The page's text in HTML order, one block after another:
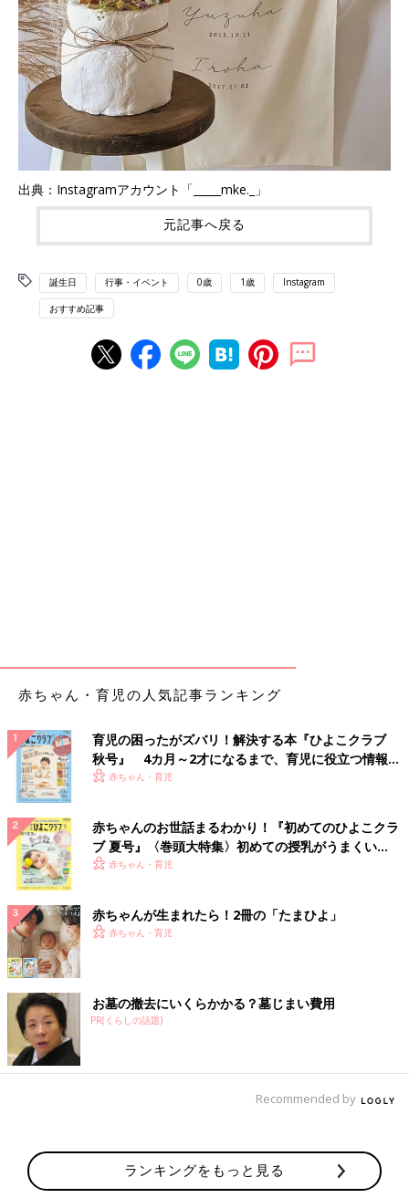
出典：Instagramアカウント「_____mke._」
元記事へ戻る
誕生日 行事・イベント 0歳 1歳 Instagram
おすすめ記事
赤ちゃん・育児の人気記事ランキング
育児の困ったがズバリ！解決する本『ひよこクラブ
秋号』 4カ月～2才になるまで、育児に役立つ情報が
いっぱい！
赤ちゃん・育児
赤ちゃんのお世話まるわかり！『初めてのひよこクラ
ブ 夏号』〈巻頭大特集〉初めての授乳がうまくい
く！ おっぱい・ミルクの基本と夏のトラブル 解決テ
赤ちゃん・育児
赤ちゃんが生まれたら！2冊の「たまひよ」
赤ちゃん・育児
お墓の撤去にいくらかかる？墓じまい費用
PR(くらしの話題)
Recommended by
ランキングをもっと見る